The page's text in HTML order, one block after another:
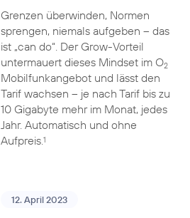
Grenzen überwinden, Normen
sprengen, niemals aufgeben – das
ist „can do“. Der Grow-Vorteil
untermauert dieses Mindset im O2
Mobilfunkangebot und lässt den
Tarif wachsen – je nach Tarif bis zu
10 Gigabyte mehr im Monat, jedes
Jahr. Automatisch und ohne
Aufpreis.1
12. April 2023